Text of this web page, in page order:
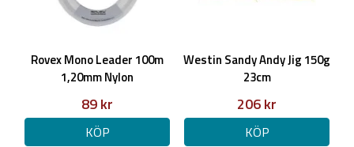
Rovex Mono Leader 100m
1,20mm Nylon
89 kr
KÖP
Westin Sandy Andy Jig 150g
23cm
206 kr
KÖP